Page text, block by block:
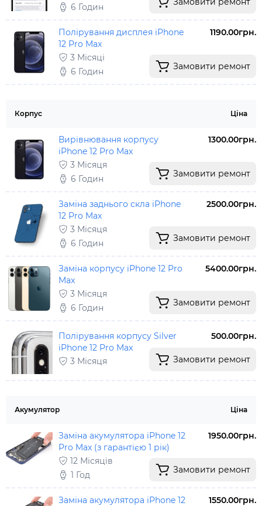
6 Годин
Полірування дисплея iPhone
12 Pro Max
3 Місяці
1190.00грн.
6 Годин Замовити ремонт
Корпус Ціна
Вирівнювання корпусу
iPhone 12 Pro Max
3 Місяця
1300.00грн.
6 Годин Замовити ремонт
Заміна заднього скла iPhone
12 Pro Max
3 Місяця
2500.00грн.
6 Годин Замовити ремонт
Заміна корпусу iPhone 12 Pro
Max
3 Місяця
5400.00грн.
6 Годин Замовити ремонт
Полірування корпусу Silver
iPhone 12 Pro Max
3 Місяця
500.00грн.
Замовити ремонт
Акумулятор Ціна
Заміна акумулятора iPhone 12
Pro Max (з гарантією 1 рік)
12 Місяців
1950.00грн.
1 Год Замовити ремонт
Заміна акумулятора iPhone 12
1550.00грн.